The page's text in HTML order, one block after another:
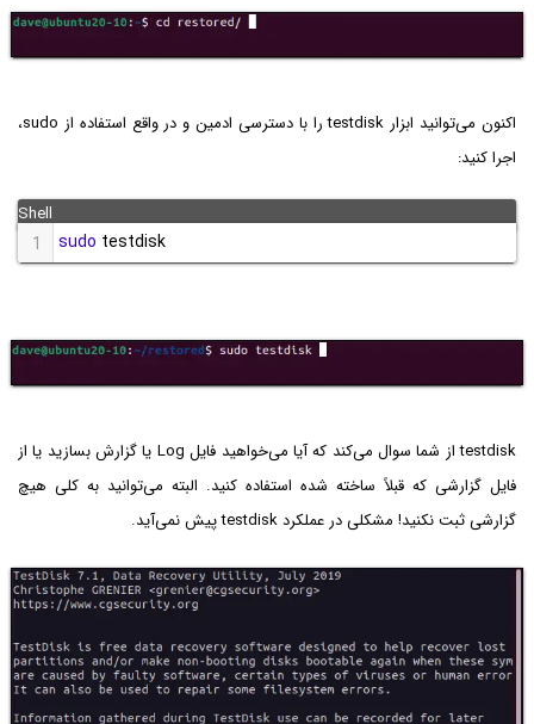
اکنون می‌توانید ابزار testdisk را با دسترسی ادمین و در واقع استفاده از sudo،
اجرا کنید:
1 sudo testdisk
testdisk از شما سوال می‌کند که آیا می‌خواهید فایل Log یا گزارش بسازید یا از
فایل گزارشی که قبلاً ساخته شده استفاده کنید. البته می‌توانید به کلی هیچ
گزارشی ثبت نکنید! مشکلی در عملکرد testdisk پیش نمی‌آید.